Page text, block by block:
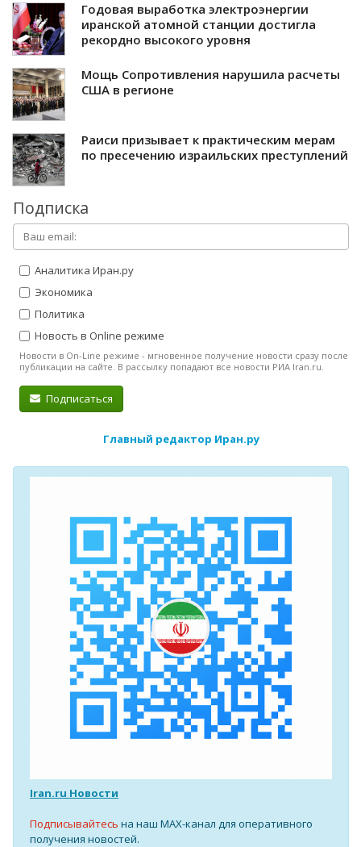
Годовая выработка электроэнергии
иранской атомной станции достигла
рекордно высокого уровня
Мощь Сопротивления нарушила расчеты
США в регионе
Раиси призывает к практическим мерам
по пресечению израильских преступлений
Подписка
Аналитика Иран.ру
Экономика
Политика
Новость в Online режиме
Новости в On-Line режиме - мгновенное получение новости сразу после
публикации на сайте. В рассылку попадают все новости РИА Iran.ru.
Подписаться
Главный редактор Иран.ру
Iran.ru Новости
Подписывайтесь на наш MAX-канал для оперативного
получения новостей.